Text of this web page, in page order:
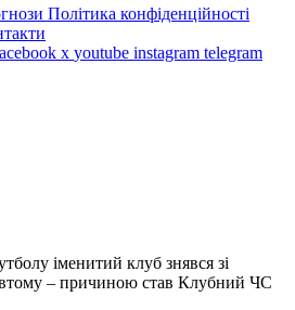
Політика конфіденційності
x youtube instagram telegram
іменитий клуб знявся зі
– причиною став Клубний ЧС